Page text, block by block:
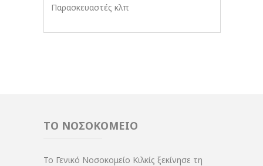
Παρασκευαστές κλπ
ΤΟ ΝΟΣΟΚΟΜΕΙΟ
Το Γενικό Νοσοκομείο Κιλκίς ξεκίνησε τη